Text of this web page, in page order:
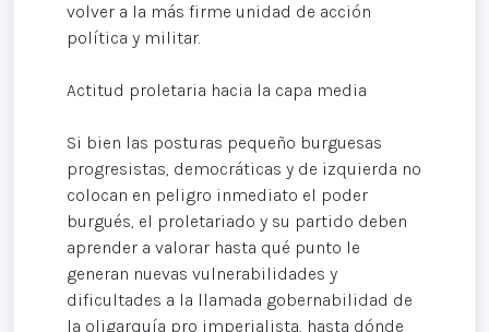
volver a la más firme unidad de acción
política y militar.
Actitud proletaria hacia la capa media
Si bien las posturas pequeño burguesas
progresistas, democráticas y de izquierda no
colocan en peligro inmediato el poder
burgués, el proletariado y su partido deben
aprender a valorar hasta qué punto le
generan nuevas vulnerabilidades y
dificultades a la llamada gobernabilidad de
la oligarquía pro imperialista, hasta dónde